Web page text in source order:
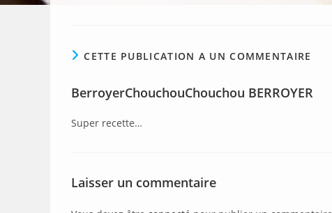
CETTE PUBLICATION A UN COMMENTAIRE
BerroyerChouchouChouchou BERROYER
Super recette…
Laisser un commentaire